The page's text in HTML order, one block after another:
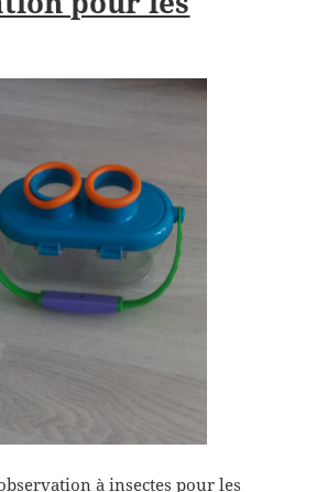
à insectes pour les